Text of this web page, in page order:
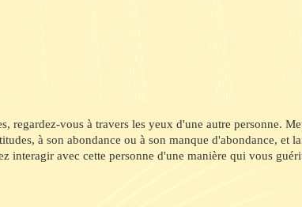
regardez-vous à travers les yeux d'une autre personne.
à son abondance ou à son manque d'abondance, et
interagir avec cette personne d'une manière qui vous